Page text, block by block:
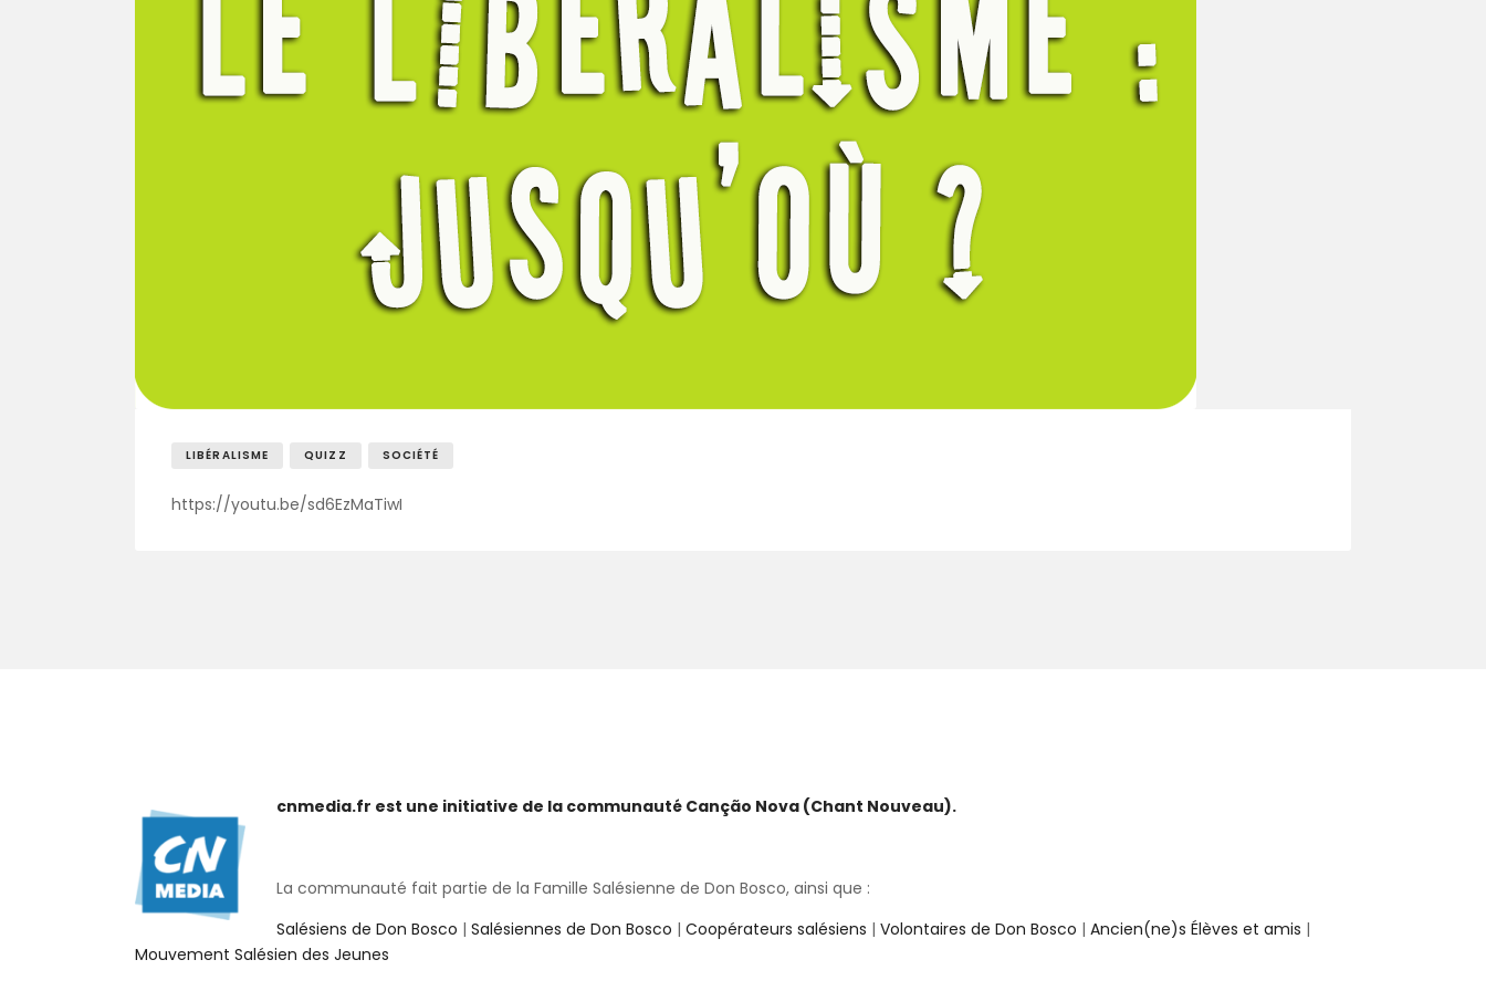
LIBÉRALISME QUIZZ SOCIÉTÉ
https://youtu.be/sd6EzMaTiwI
cnmedia.fr est une initiative de la communauté Canção Nova (Chant Nouveau).
La communauté fait partie de la Famille Salésienne de Don Bosco, ainsi que :
Salésiens de Don Bosco | Salésiennes de Don Bosco | Coopérateurs salésiens | Volontaires de Don Bosco | Ancien(ne)s Élèves et amis |
Mouvement Salésien des Jeunes